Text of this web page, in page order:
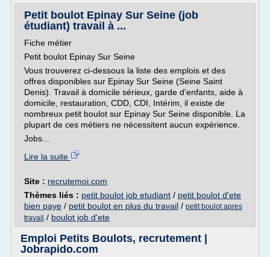
Petit boulot Epinay Sur Seine (job
étudiant) travail à ...
Fiche métier
Petit boulot Epinay Sur Seine
Vous trouverez ci-dessous la liste des emplois et des
offres disponibles sur Epinay Sur Seine (Seine Saint
Denis). Travail à domicile sérieux, garde d'enfants, aide à
domicile, restauration, CDD, CDI, Intérim, il existe de
nombreux petit boulot sur Epinay Sur Seine disponible. La
plupart de ces métiers ne nécessitent aucun expérience.
Jobs...
Lire la suite
Site : recrutemoi.com
Thèmes liés : petit boulot job etudiant / petit boulot d'ete
bien paye / petit boulot en plus du travail / petit boulot apres
travail / boulot job d'ete
Emploi Petits Boulots, recrutement |
Jobrapido.com